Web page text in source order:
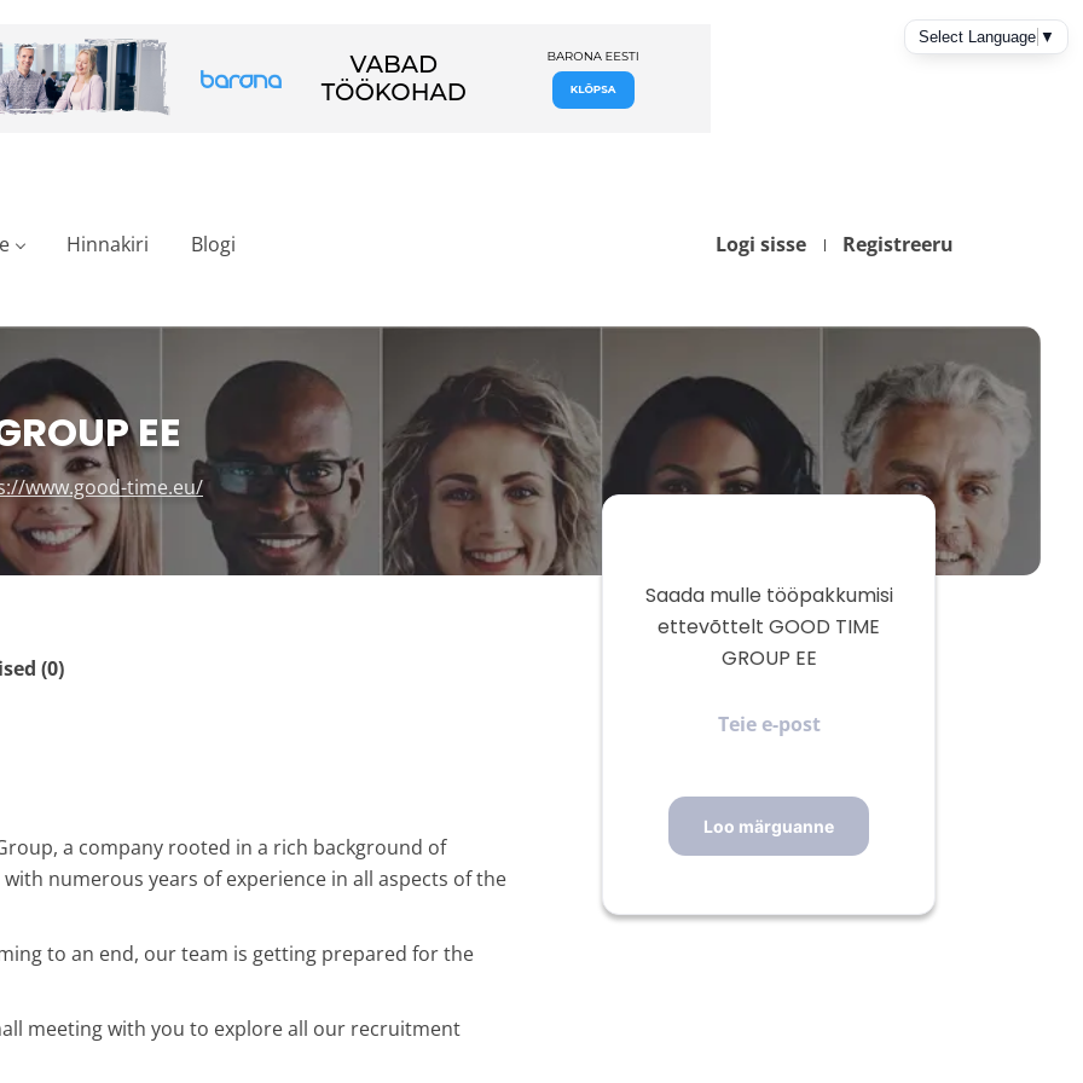
Logi sisse Registreeru
Hinnakiri Blogi
EE
www.good-time.eu/
(0)
a company rooted in a rich background of
numerous years of experience in all aspects of the
to an end, our team is getting prepared for the
meeting with you to explore all our recruitment
Saada mulle tööpakkumisi
ettevõttelt GOOD TIME
GROUP EE